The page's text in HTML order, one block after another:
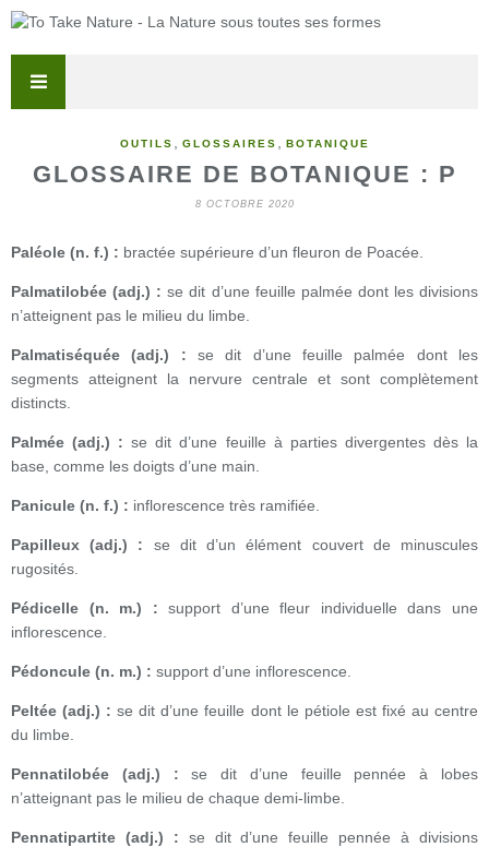
OUTILS GLOSSAIRES BOTANIQUE
GLOSSAIRE DE BOTANIQUE : P
8 OCTOBRE 2020
Paléole (n. f.) : bractée supérieure d’un fleuron de Poacée.
Palmatilobée (adj.) : se dit d’une feuille palmée dont les divisions
n’atteignent pas le milieu du limbe.
Palmatiséquée (adj.) : se dit d’une feuille palmée dont les
segments atteignent la nervure centrale et sont complètement
distincts.
Palmée (adj.) : se dit d’une feuille à parties divergentes dès la
base, comme les doigts d’une main.
Panicule (n. f.) : inflorescence très ramifiée.
Papilleux (adj.) : se dit d’un élément couvert de minuscules
rugosités.
Pédicelle (n. m.) : support d’une fleur individuelle dans une
inflorescence.
Pédoncule (n. m.) : support d’une inflorescence.
Peltée (adj.) : se dit d’une feuille dont le pétiole est fixé au centre
du limbe.
Pennatilobée (adj.) : se dit d’une feuille pennée à lobes
n’atteignant pas le milieu de chaque demi-limbe.
Pennatipartite (adj.) : se dit d’une feuille pennée à divisions